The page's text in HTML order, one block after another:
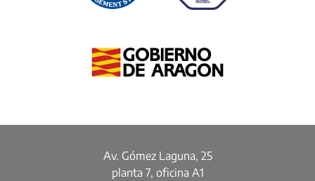
Av. Gómez Laguna, 25
planta 7, oficina A1